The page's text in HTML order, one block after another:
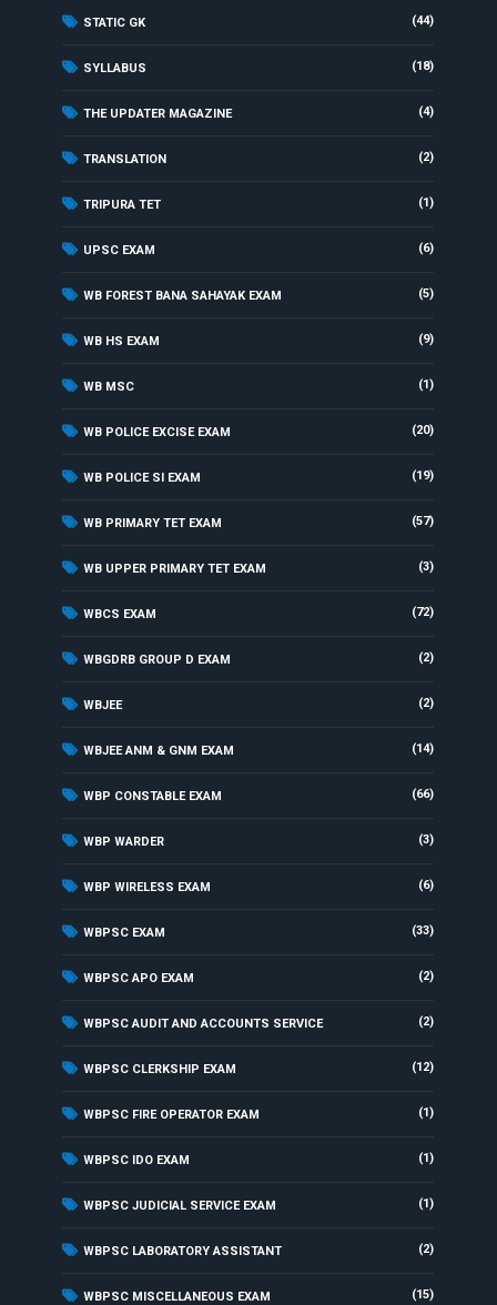
STATIC GK (44)
SYLLABUS (18)
THE UPDATER MAGAZINE (4)
TRANSLATION (2)
TRIPURA TET (1)
UPSC EXAM (6)
WB FOREST BANA SAHAYAK EXAM (5)
WB HS EXAM (9)
WB MSC (1)
WB POLICE EXCISE EXAM (20)
WB POLICE SI EXAM (19)
WB PRIMARY TET EXAM (57)
WB UPPER PRIMARY TET EXAM (3)
WBCS EXAM (72)
WBGDRB GROUP D EXAM (2)
WBJEE (2)
WBJEE ANM & GNM EXAM (14)
WBP CONSTABLE EXAM (66)
WBP WARDER (3)
WBP WIRELESS EXAM (6)
WBPSC EXAM (33)
WBPSC APO EXAM (2)
WBPSC AUDIT AND ACCOUNTS SERVICE (2)
WBPSC CLERKSHIP EXAM (12)
WBPSC FIRE OPERATOR EXAM (1)
WBPSC IDO EXAM (1)
WBPSC JUDICIAL SERVICE EXAM (1)
WBPSC LABORATORY ASSISTANT (2)
WBPSC MISCELLANEOUS EXAM (15)